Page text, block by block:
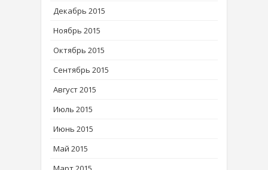
Декабрь 2015
Ноябрь 2015
Октябрь 2015
Сентябрь 2015
Август 2015
Июль 2015
Июнь 2015
Май 2015